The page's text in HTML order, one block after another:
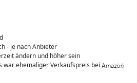
- je nach Anbieter
ändern und höher sein
ehemaliger Verkaufspreis bei